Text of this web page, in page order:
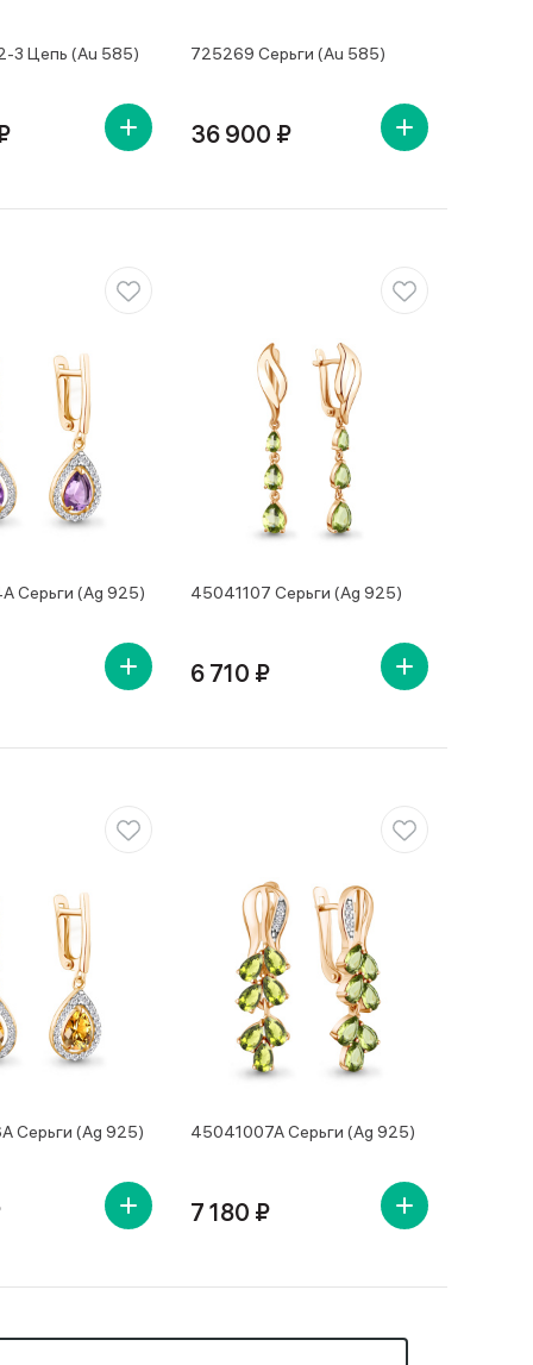
3 Цепь (Au 585) 725269 Серьги (Au 585)
36 900 ₽
Серьги (Ag 925) 45041107 Серьги (Ag 925)
6 710 ₽
Серьги (Ag 925) 45041007А Серьги (Ag 925)
7 180 ₽